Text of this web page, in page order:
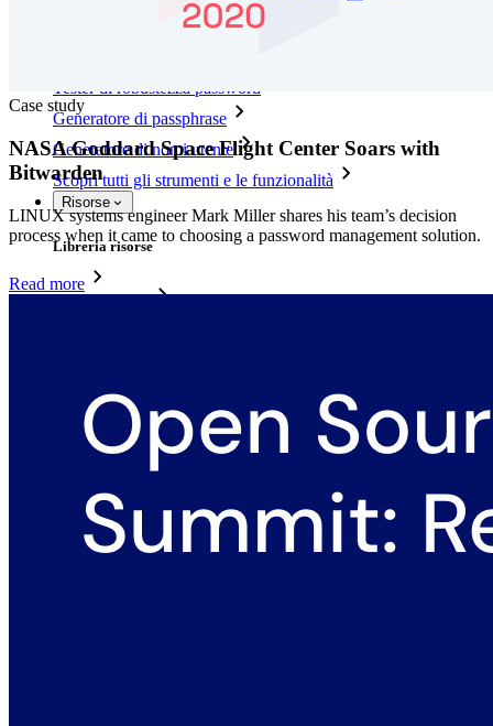
Tester di robustezza password
Generatore di passphrase
Generatore di nomi utente
Scopri tutti gli strumenti e le funzionalità
Risorse
Libreria risorse
Storie di successo
Confronto
Sicurezza e fiducia
Conformità di sicurezza
Open source
Case study
NASA Goddard Space Flight Center Soars with
Bitwarden
LINUX systems engineer Mark Miller shares his team’s decision
process when it came to choosing a password management solution.
Read more